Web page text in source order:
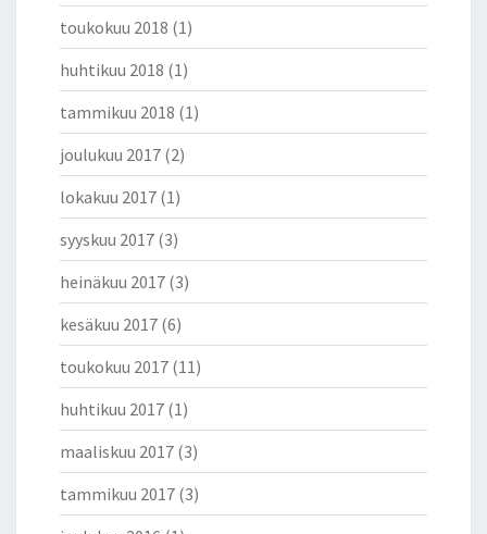
toukokuu 2018 (1)
huhtikuu 2018 (1)
tammikuu 2018 (1)
joulukuu 2017 (2)
lokakuu 2017 (1)
syyskuu 2017 (3)
heinäkuu 2017 (3)
kesäkuu 2017 (6)
toukokuu 2017 (11)
huhtikuu 2017 (1)
maaliskuu 2017 (3)
tammikuu 2017 (3)